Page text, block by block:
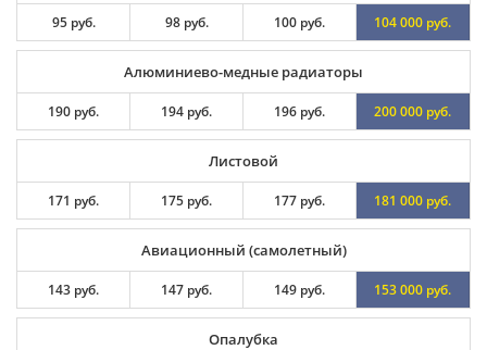
95 руб. 98 руб. 100 руб. 104 000 руб.
Алюминиево-медные радиаторы
190 руб. 194 руб. 196 руб. 200 000 руб.
Листовой
171 руб. 175 руб. 177 руб. 181 000 руб.
Авиационный (самолетный)
143 руб. 147 руб. 149 руб. 153 000 руб.
Опалубка